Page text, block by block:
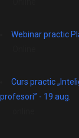
Webinar practic
Curs practic
profesori” - 19 aug.